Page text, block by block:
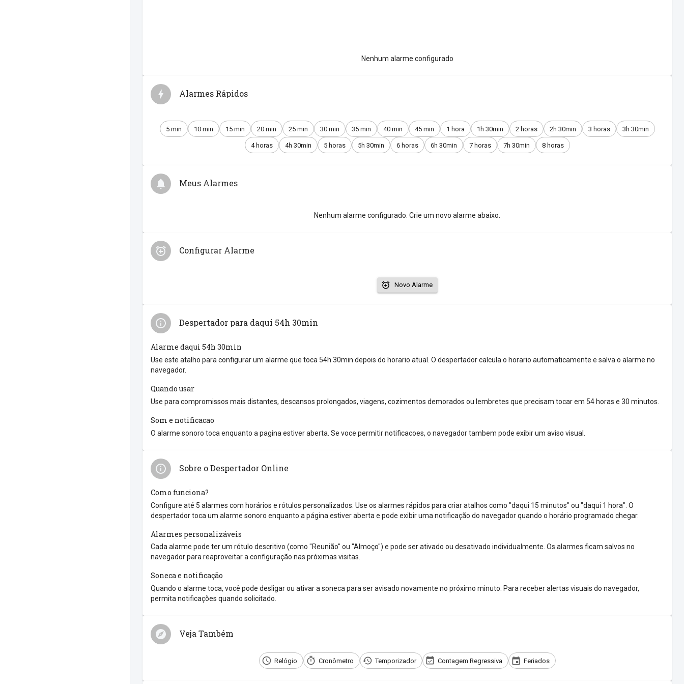
Nenhum alarme configurado
Alarmes Rápidos
5 min 10 min 15 min 20 min 25 min 30 min 35 min 40 min 45 min 1 hora 1h 30min 2 horas 2h 30min 3 horas 3h 30min
4 horas 4h 30min 5 horas 5h 30min 6 horas 6h 30min 7 horas 7h 30min 8 horas
Meus Alarmes
Nenhum alarme configurado. Crie um novo alarme abaixo.
Configurar Alarme
Novo Alarme
Despertador para daqui 54h 30min
Alarme daqui 54h 30min
Use este atalho para configurar um alarme que toca 54h 30min depois do horario atual. O despertador calcula o horario automaticamente e salva o alarme no
navegador.
Quando usar
Use para compromissos mais distantes, descansos prolongados, viagens, cozimentos demorados ou lembretes que precisam tocar em 54 horas e 30 minutos.
Som e notificacao
O alarme sonoro toca enquanto a pagina estiver aberta. Se voce permitir notificacoes, o navegador tambem pode exibir um aviso visual.
Sobre o Despertador Online
Como funciona?
Configure até 5 alarmes com horários e rótulos personalizados. Use os alarmes rápidos para criar atalhos como "daqui 15 minutos" ou "daqui 1 hora". O
despertador toca um alarme sonoro enquanto a página estiver aberta e pode exibir uma notificação do navegador quando o horário programado chegar.
Alarmes personalizáveis
Cada alarme pode ter um rótulo descritivo (como "Reunião" ou "Almoço") e pode ser ativado ou desativado individualmente. Os alarmes ficam salvos no
navegador para reaproveitar a configuração nas próximas visitas.
Soneca e notificação
Quando o alarme toca, você pode desligar ou ativar a soneca para ser avisado novamente no próximo minuto. Para receber alertas visuais do navegador,
permita notificações quando solicitado.
Veja Também
Relógio Cronômetro Temporizador Contagem Regressiva Feriados